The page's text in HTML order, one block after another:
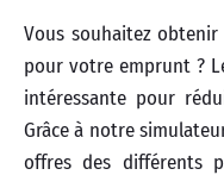
Vous souhaitez
pour votre emprunt ?
intéressante pour
Grâce à notre
offres des différents